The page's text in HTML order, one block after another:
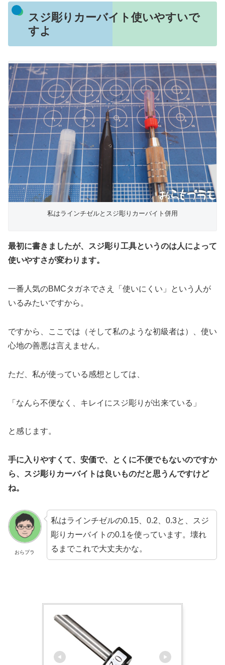
スジ彫りカーバイト使いやすいで
すよ
私はラインチゼルとスジ彫りカーバイト併用
最初に書きましたが、スジ彫り工具というのは人によって
使いやすさが変わります。
一番人気のBMCタガネでさえ「使いにくい」という人が
いるみたいですから。
ですから、ここでは（そして私のような初級者は）、使い
心地の善悪は言えません。
ただ、私が使っている感想としては、
「なんら不便なく、キレイにスジ彫りが出来ている」
と感じます。
手に入りやすくて、安価で、とくに不便でもないのですか
ら、スジ彫りカーバイトは良いものだと思うんですけど
ね。
おらプラ
私はラインチゼルの0.15、0.2、0.3と、スジ
彫りカーバイトの0.1を使っています。壊れ
るまでこれで大丈夫かな。